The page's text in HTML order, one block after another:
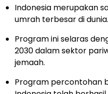
Indonesia merupakan
umrah terbesar di dunia.
Program ini selaras
2030 dalam sektor
jemaah.
Program percontohan